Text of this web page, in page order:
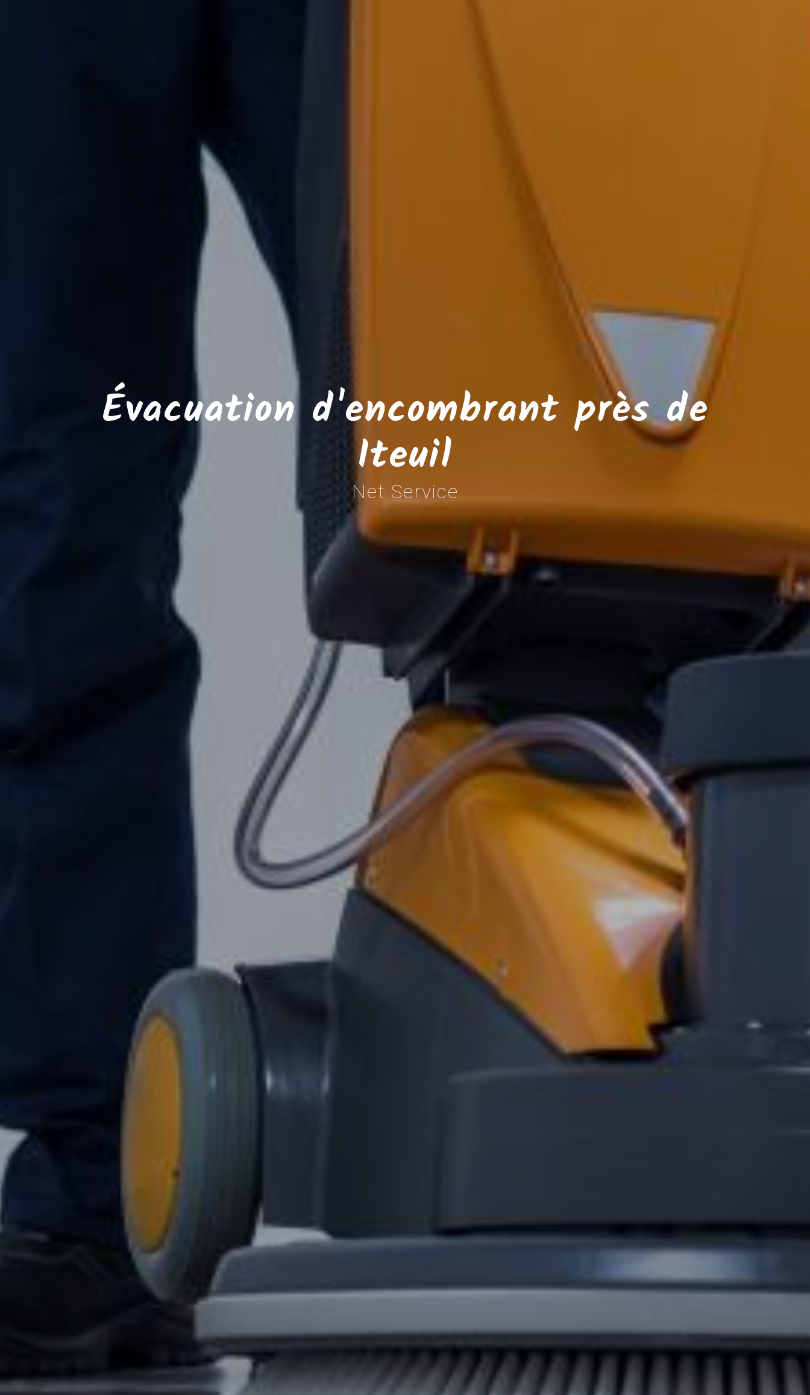
Évacuation d'encombrant près de
Iteuil
Net Service